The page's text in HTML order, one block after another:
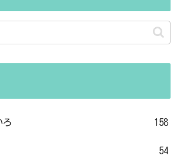
ろ 158
54